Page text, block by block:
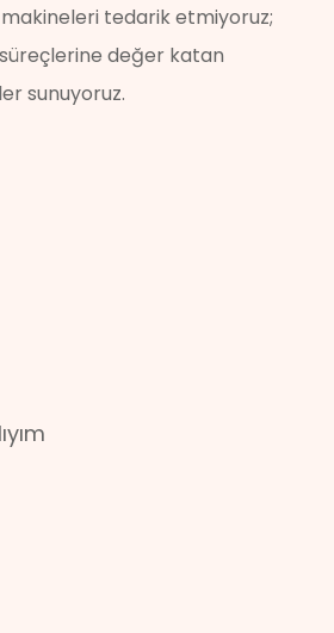
makineleri tedarik etmiyoruz;
değer katan
sunuyoruz.